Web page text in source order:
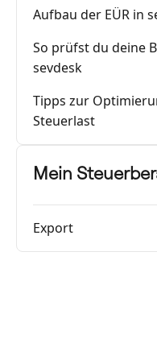
Aufbau der EÜR in
So prüfst du deine
sevdesk
Tipps zur
Steuerlast
Mein
Export